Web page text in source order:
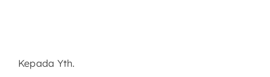
Kepada Yth.